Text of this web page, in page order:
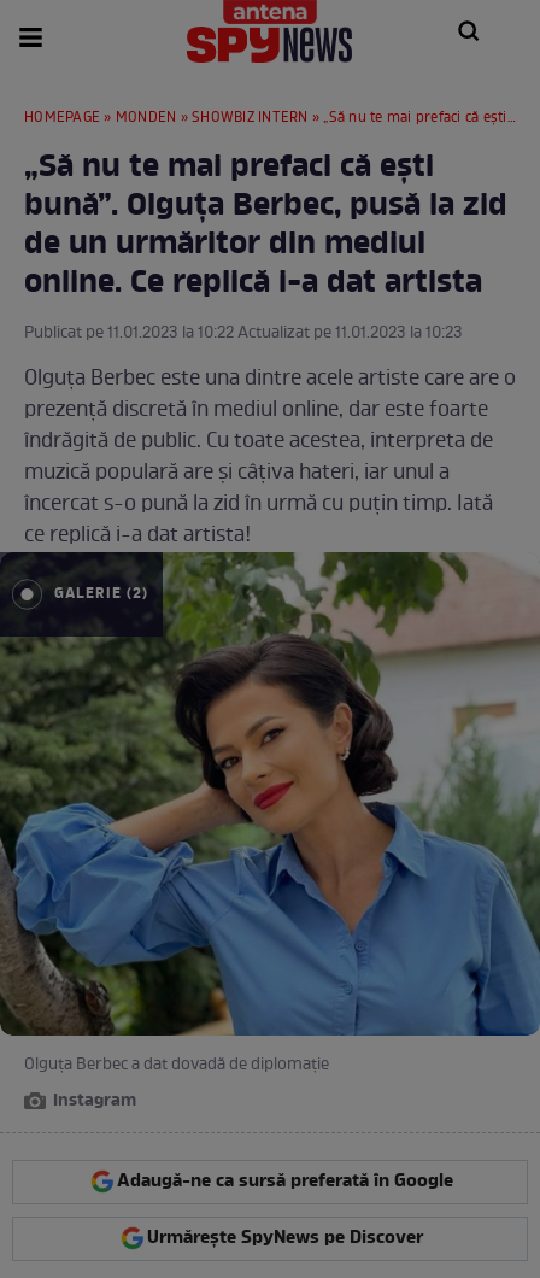
HOMEPAGE » MONDEN »SHOWBIZ INTERN » „Să nu te mai prefaci că ești bună”. Olguța Berbec, pusă la zid de un urmăritor din mediul online. Ce replică i-a dat artista
„Să nu te mai prefaci că ești
bună”. Olguța Berbec, pusă la zid
de un urmăritor din mediul
online. Ce replică i-a dat artista
Publicat pe 11.01.2023 la 10:22 Actualizat pe 11.01.2023 la 10:23
Olguța Berbec este una dintre acele artiste care are o
prezență discretă în mediul online, dar este foarte
îndrăgită de public. Cu toate acestea, interpreta de
muzică populară are și câțiva hateri, iar unul a
încercat s-o pună la zid în urmă cu puțin timp. Iată
ce replică i-a dat artista!
GALERIE (2)
Olguța Berbec a dat dovadă de diplomație
Instagram
Adaugă-ne ca sursă preferată în Google
Urmărește SpyNews pe Discover